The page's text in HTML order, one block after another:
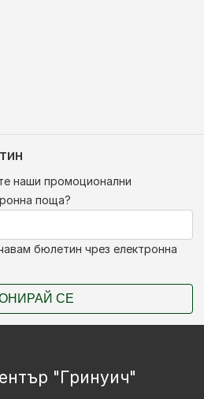
наши промоционални
поща?
бюлетин чрез електронна
СЕ
"Гринуич"